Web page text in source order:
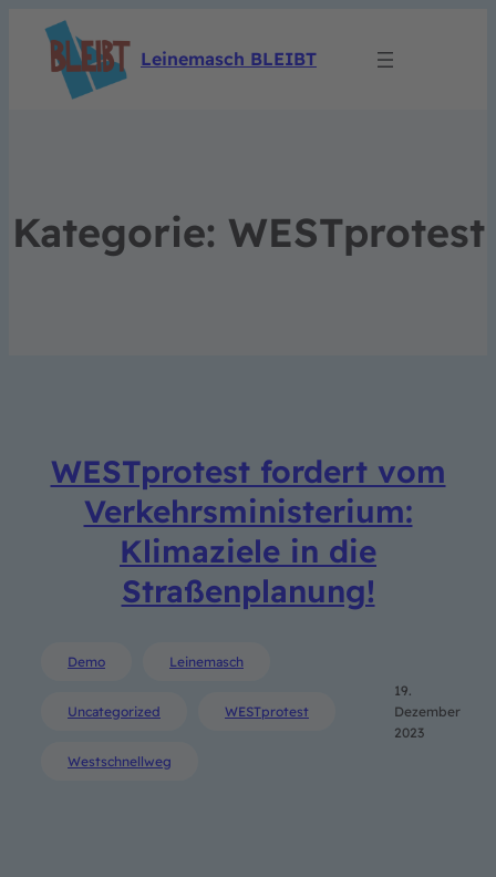
Leinemasch BLEIBT
Kategorie: WESTprotest
WESTprotest fordert vom
Verkehrsministerium:
Klimaziele in die
Straßenplanung!
Demo Leinemasch
Uncategorized WESTprotest
Westschnellweg
19.
Dezember
2023